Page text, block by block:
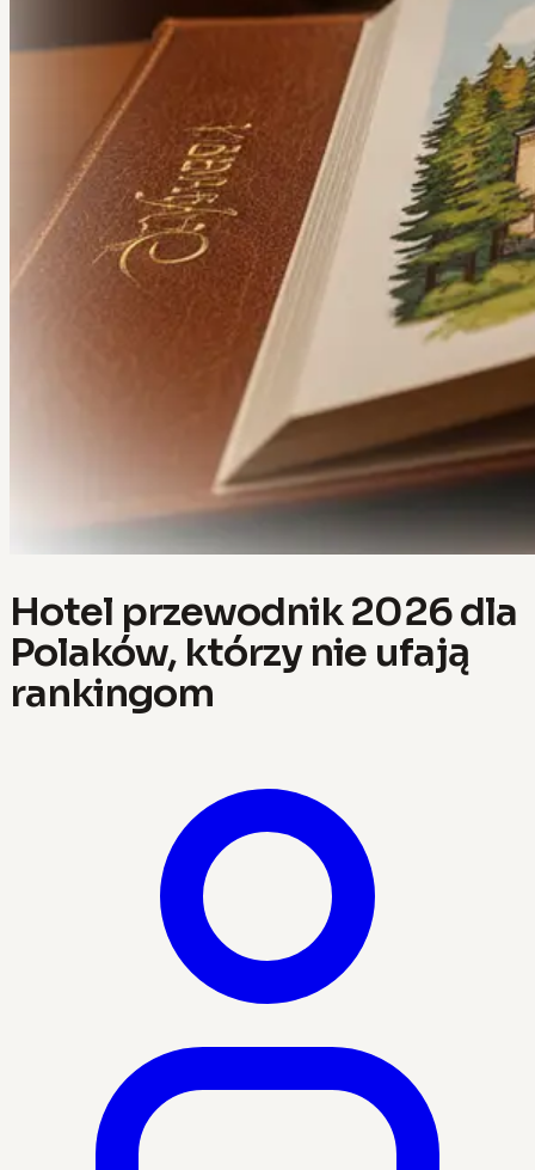
Hotel przewodnik 2026 dla
Polaków, którzy nie ufają
rankingom